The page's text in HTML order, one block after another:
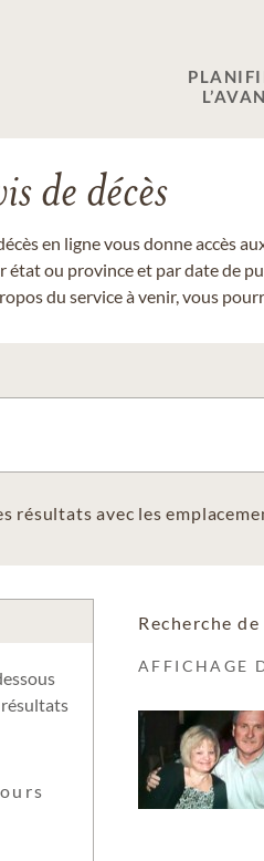
de décès
en ligne vous donne accès
état ou province et par date de
du service à venir, vous
résultats avec les
Recherche de
AFFICHAGE